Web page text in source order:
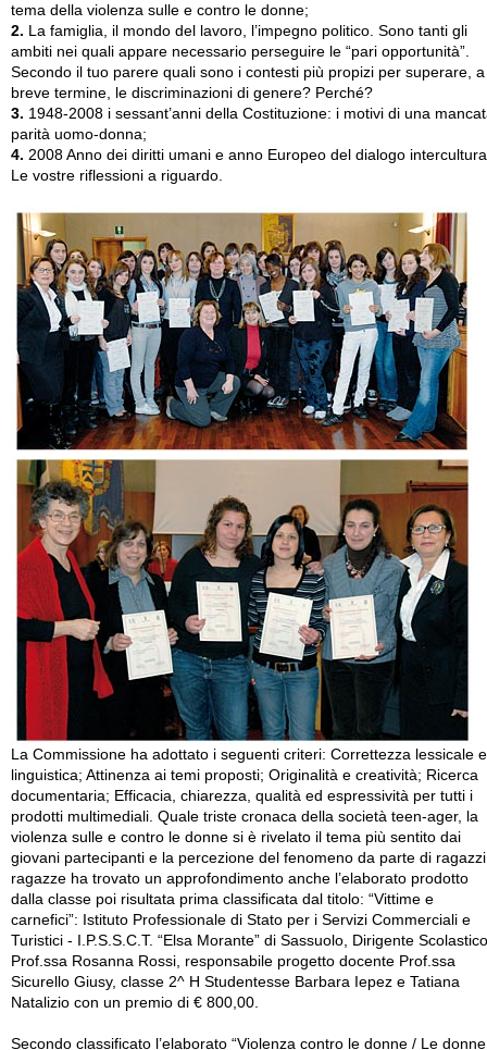
tema della violenza sulle e contro le donne;
2. La famiglia, il mondo del lavoro, l’impegno politico. Sono tanti gli
ambiti nei quali appare necessario perseguire le “pari opportunità”.
Secondo il tuo parere quali sono i contesti più propizi per superare, a
breve termine, le discriminazioni di genere? Perché?
3. 1948-2008 i sessant’anni della Costituzione: i motivi di una
parità uomo-donna;
4. 2008 Anno dei diritti umani e anno Europeo del dialogo
Le vostre riflessioni a riguardo.
La Commissione ha adottato i seguenti criteri: Correttezza lessicale e
linguistica; Attinenza ai temi proposti; Originalità e creatività; Ricerca
documentaria; Efficacia, chiarezza, qualità ed espressività per tutti i
prodotti multimediali. Quale triste cronaca della società teen-ager, la
violenza sulle e contro le donne si è rivelato il tema più sentito dai
giovani partecipanti e la percezione del fenomeno da parte di
ragazze ha trovato un approfondimento anche l’elaborato prodotto
dalla classe poi risultata prima classificata dal titolo: “Vittime e
carnefici”: Istituto Professionale di Stato per i Servizi Commerciali e
Turistici - I.P.S.S.C.T. “Elsa Morante” di Sassuolo, Dirigente Scolastico
Prof.ssa Rosanna Rossi, responsabile progetto docente Prof.ssa
Sicurello Giusy, classe 2^ H Studentesse Barbara Iepez e Tatiana
Natalizio con un premio di € 800,00.
Secondo classificato l’elaborato “Violenza contro le donne / Le donne